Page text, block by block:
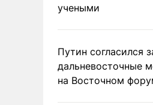
учеными
Путин согласился
дальневосточные
на Восточном